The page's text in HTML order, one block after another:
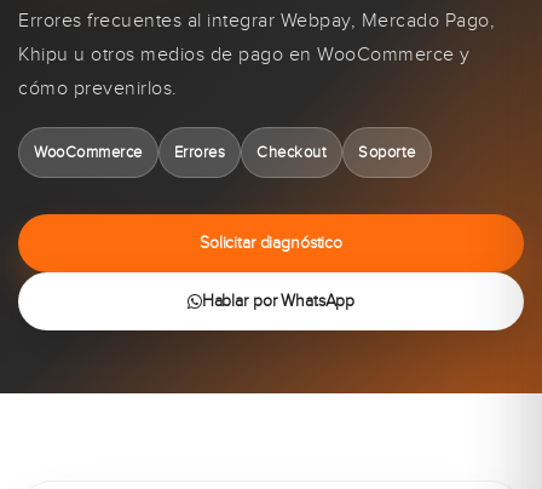
Errores frecuentes al integrar Webpay, Mercado Pago,
Khipu u otros medios de pago en WooCommerce y
cómo prevenirlos.
WooCommerce Errores Checkout Soporte
Solicitar diagnóstico
Hablar por WhatsApp